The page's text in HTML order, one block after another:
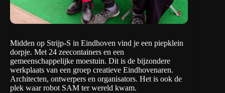
Midden op Strijp-S in Eindhoven vind je een piepklein
dorpje. Met 24 zeecontainers en een
gemeenschappelijke moestuin. Dit is de bijzondere
werkplaats van een groep creatieve Eindhovenaren.
Architecten, ontwerpers en organisators. Het is ook de
plek waar robot SAM ter wereld kwam.